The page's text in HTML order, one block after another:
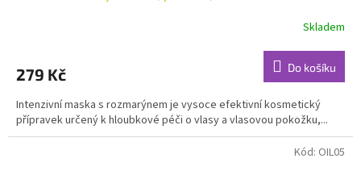
Skladem
279 Kč Do košíku
Intenzivní maska s rozmarýnem je vysoce efektivní kosmetický
přípravek určený k hloubkové péči o vlasy a vlasovou pokožku,...
Kód: OIL05